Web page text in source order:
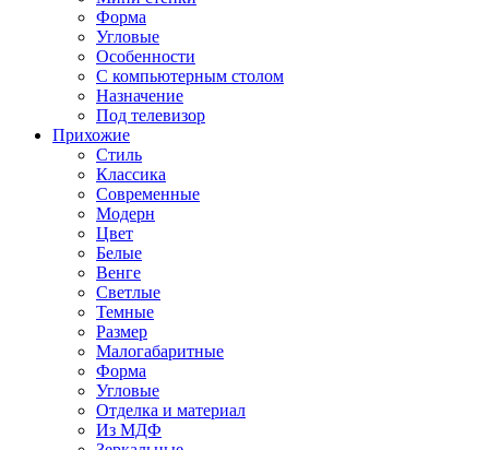
Форма
Угловые
Особенности
С компьютерным столом
Назначение
Под телевизор
Прихожие
Стиль
Классика
Современные
Модерн
Цвет
Белые
Венге
Светлые
Темные
Размер
Малогабаритные
Форма
Угловые
Отделка и материал
Из МДФ